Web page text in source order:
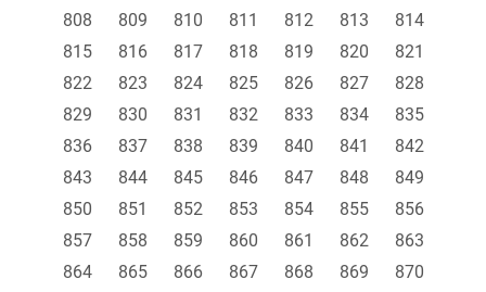
808
809 810 811 812 813
814
815
816 817 818 819 820
821
822
823 824 825 826 827
828
829
830 831 832 833 834
835
836
837 838 839 840 841
842
843
844 845 846 847 848
849
850
851 852 853 854 855
856
857
858 859 860 861 862
863
864
865 866 867 868 869
870